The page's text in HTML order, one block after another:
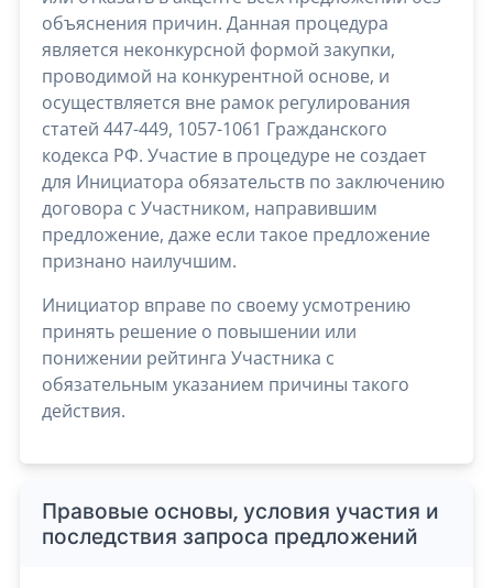
объяснения причин. Данная процедура
является неконкурсной формой закупки,
проводимой на конкурентной основе, и
осуществляется вне рамок регулирования
статей 447-449, 1057-1061 Гражданского
кодекса РФ. Участие в процедуре не создает
для Инициатора обязательств по заключению
договора с Участником, направившим
предложение, даже если такое предложение
признано наилучшим.
Инициатор вправе по своему усмотрению
принять решение о повышении или
понижении рейтинга Участника с
обязательным указанием причины такого
действия.
Правовые основы, условия участия и
последствия запроса предложений